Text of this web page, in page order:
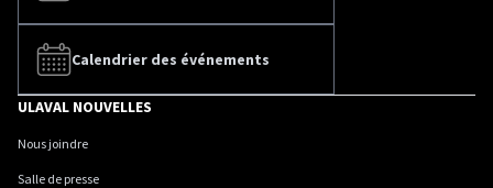
Calendrier des événements
ULAVAL NOUVELLES
Nous joindre
Salle de presse